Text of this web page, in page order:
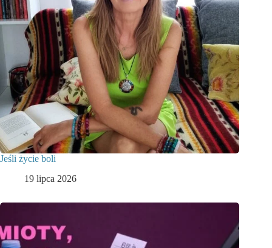
Jeśli życie boli
19 lipca 2026